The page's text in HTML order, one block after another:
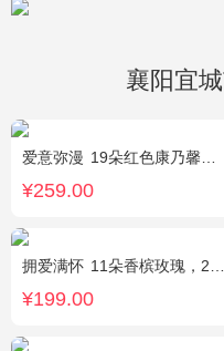
襄阳宜
爱意弥漫 19朵红色康乃馨粉，2枝多头粉百合，黄莺、石竹梅搭配
¥259.00
拥爱满怀 11朵香槟玫瑰，2支多头白百合，绿叶搭配
¥199.00